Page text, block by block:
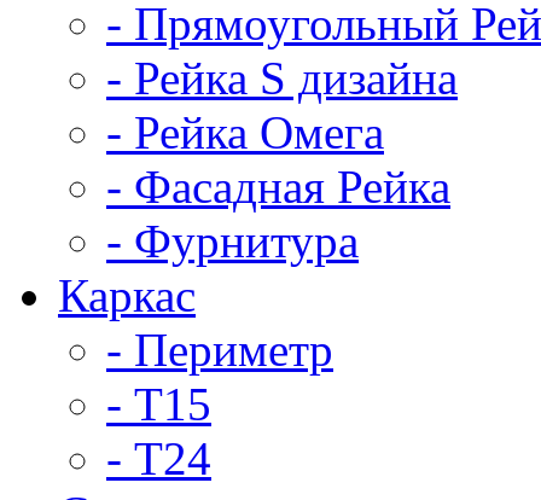
- Прямоугольный
- Рейка S дизайна
- Рейка Омега
- Фасадная Рейка
- Фурнитура
Каркас
- Периметр
- Т15
- Т24